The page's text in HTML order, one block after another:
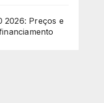
2026: Preços e